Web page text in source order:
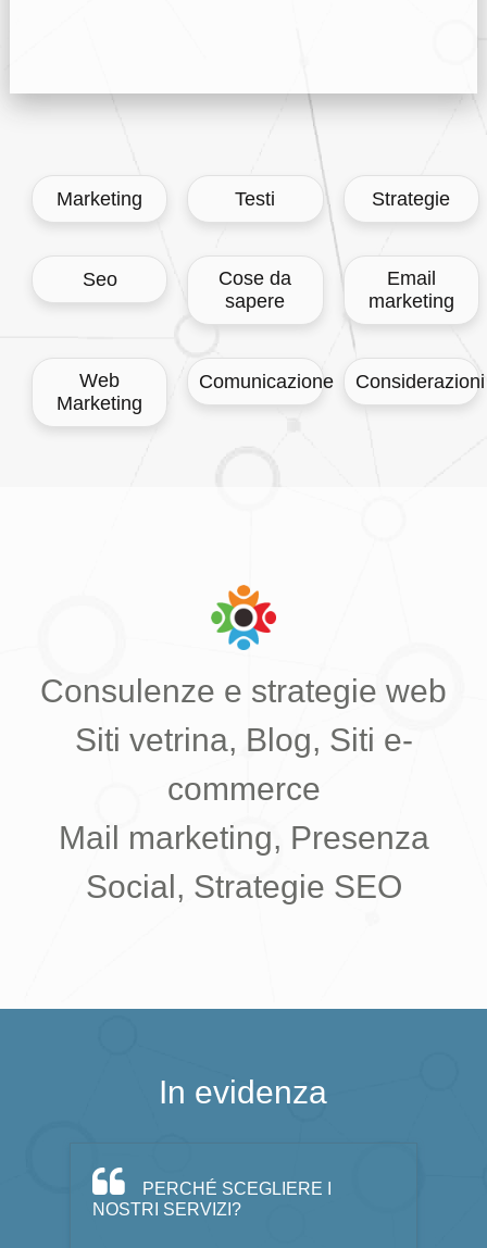
Marketing Testi Strategie
Seo
Cose da
sapere
Email
marketing
Web
Marketing
Comunicazione Considerazioni
Consulenze e strategie web
Siti vetrina, Blog, Siti e-
commerce
Mail marketing, Presenza
Social, Strategie SEO
In evidenza
PERCHÉ SCEGLIERE I
NOSTRI SERVIZI?